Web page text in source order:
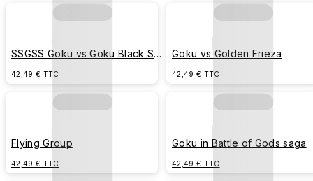
SSGSS Goku vs Goku Black SS
42,49 € TTC
Goku vs Golden Frieza
42,49 € TTC
Flying Group
42,49 € TTC
Goku in Battle of Gods saga
42,49 € TTC